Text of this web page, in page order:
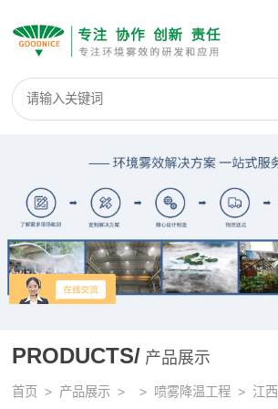
PRODUCTS/ 产品展示
首页 > 产品展示 > > 喷雾降温工程 > 江